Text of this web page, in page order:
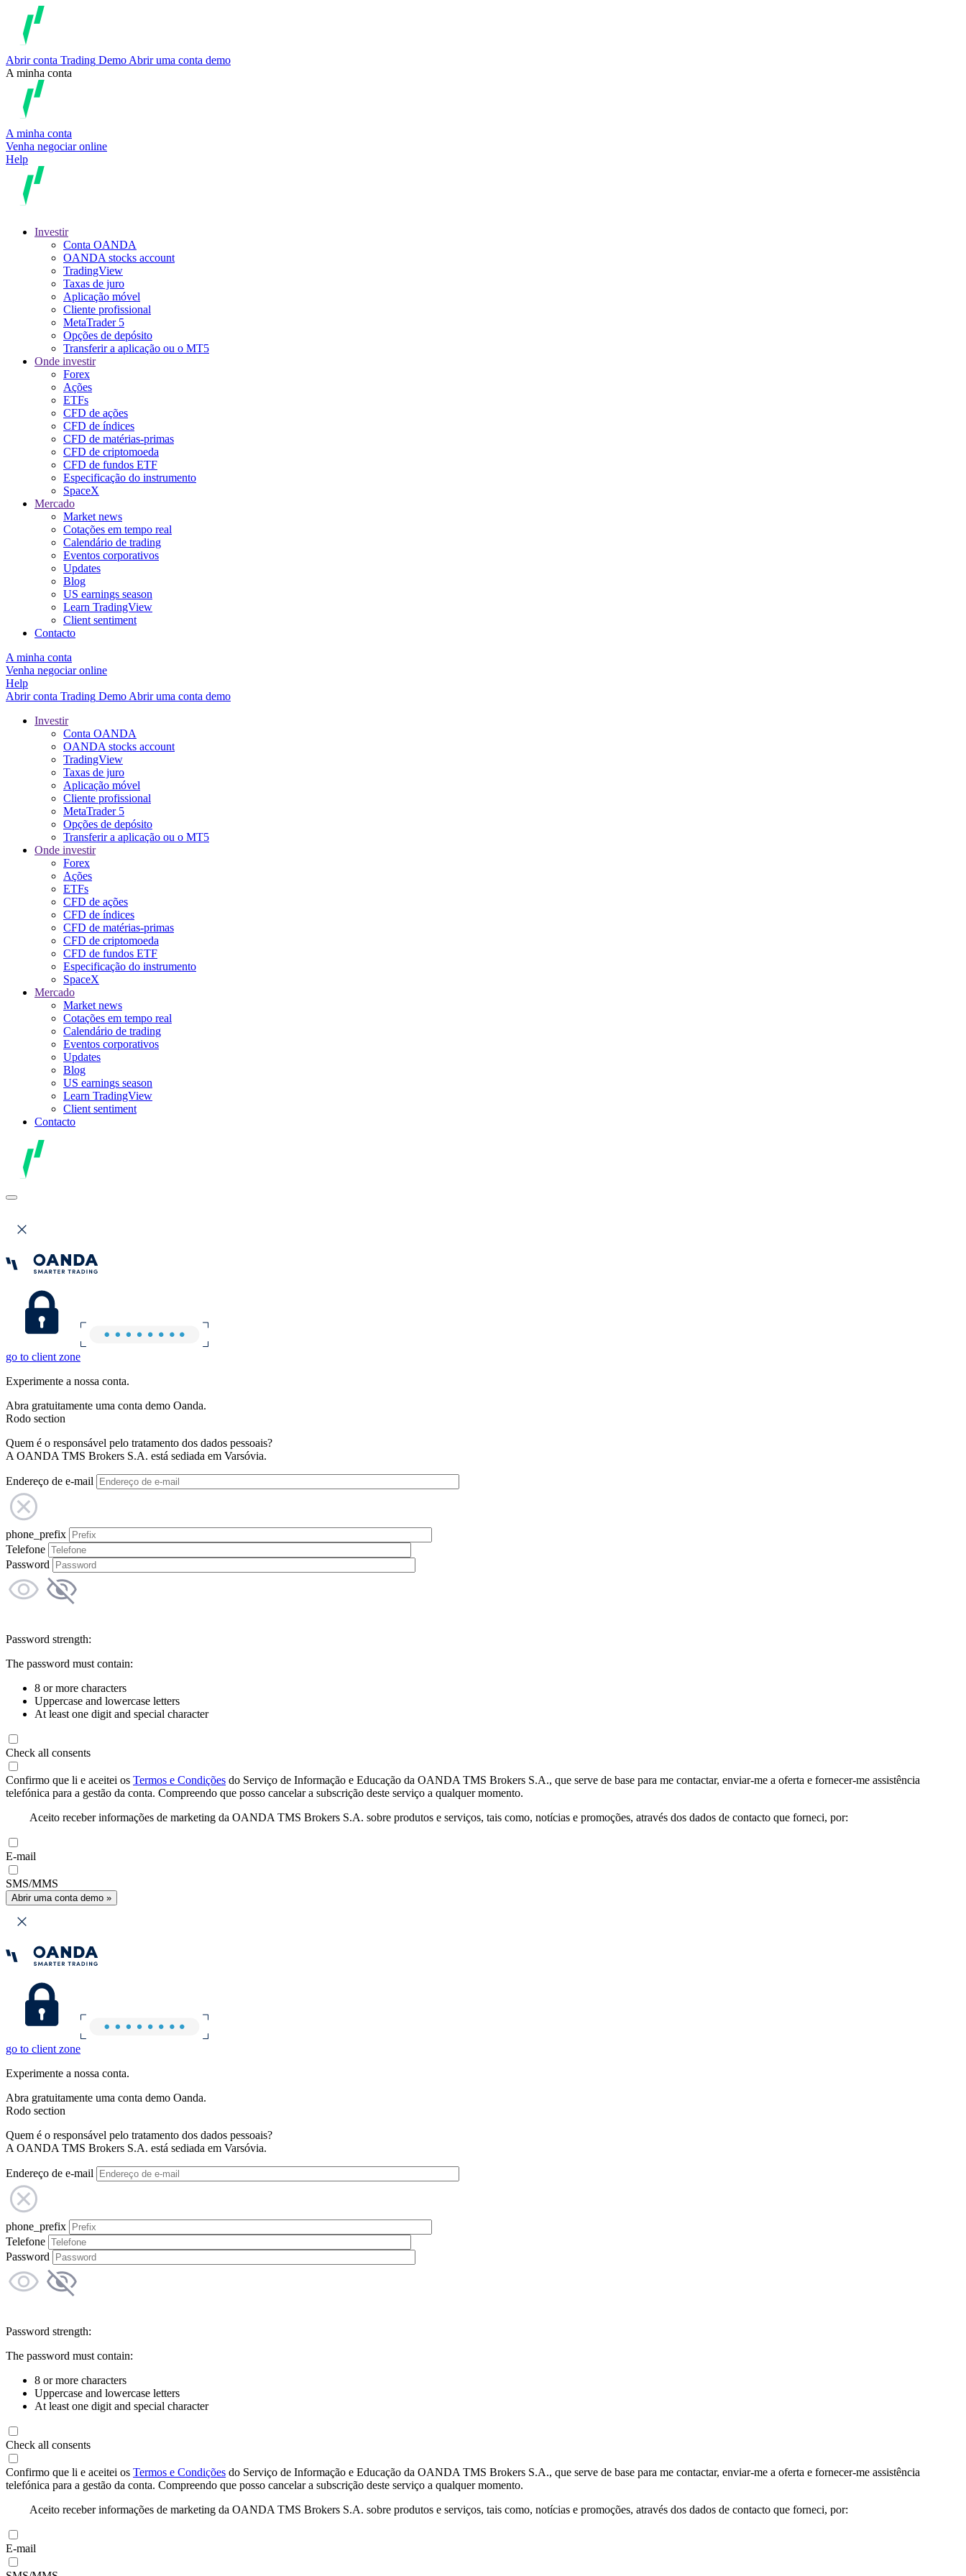
Abrir conta Trading Demo Abrir uma conta demo
A minha conta
A minha conta
Venha negociar online
Help
Investir
Conta OANDA
OANDA stocks account
TradingView
Taxas de juro
Aplicação móvel
Cliente profissional
MetaTrader 5
Opções de depósito
Transferir a aplicação ou o MT5
Onde investir
Forex
Ações
ETFs
CFD de ações
CFD de índices
CFD de matérias-primas
CFD de criptomoeda
CFD de fundos ETF
Especificação do instrumento
SpaceX
Mercado
Market news
Cotações em tempo real
Calendário de trading
Eventos corporativos
Updates
Blog
US earnings season
Learn TradingView
Client sentiment
Contacto
A minha conta
Venha negociar online
Help
Abrir conta Trading Demo Abrir uma conta demo
Investir
Conta OANDA
OANDA stocks account
TradingView
Taxas de juro
Aplicação móvel
Cliente profissional
MetaTrader 5
Opções de depósito
Transferir a aplicação ou o MT5
Onde investir
Forex
Ações
ETFs
CFD de ações
CFD de índices
CFD de matérias-primas
CFD de criptomoeda
CFD de fundos ETF
Especificação do instrumento
SpaceX
Mercado
Market news
Cotações em tempo real
Calendário de trading
Eventos corporativos
Updates
Blog
US earnings season
Learn TradingView
Client sentiment
Contacto
go to client zone
Experimente a nossa conta.
Abra gratuitamente uma conta demo Oanda.
Rodo section
Quem é o responsável pelo tratamento dos dados pessoais?
A OANDA TMS Brokers S.A. está sediada em Varsóvia.
Endereço de e-mail
phone_prefix
Telefone
Password
Password strength:
The password must contain:
8 or more characters
Uppercase and lowercase letters
At least one digit and special character
Check all consents
Confirmo que li e aceitei os Termos e Condições do Serviço de Informação e Educação da OANDA TMS Brokers S.A., que serve de base para me contactar, enviar-me a oferta e fornecer-me assistência
telefónica para a gestão da conta. Compreendo que posso cancelar a subscrição deste serviço a qualquer momento.
Aceito receber informações de marketing da OANDA TMS Brokers S.A. sobre produtos e serviços, tais como, notícias e promoções, através dos dados de contacto que forneci, por:
E-mail
SMS/MMS
Abrir uma conta demo »
go to client zone
Experimente a nossa conta.
Abra gratuitamente uma conta demo Oanda.
Rodo section
Quem é o responsável pelo tratamento dos dados pessoais?
A OANDA TMS Brokers S.A. está sediada em Varsóvia.
Endereço de e-mail
phone_prefix
Telefone
Password
Password strength:
The password must contain:
8 or more characters
Uppercase and lowercase letters
At least one digit and special character
Check all consents
Confirmo que li e aceitei os Termos e Condições do Serviço de Informação e Educação da OANDA TMS Brokers S.A., que serve de base para me contactar, enviar-me a oferta e fornecer-me assistência
telefónica para a gestão da conta. Compreendo que posso cancelar a subscrição deste serviço a qualquer momento.
Aceito receber informações de marketing da OANDA TMS Brokers S.A. sobre produtos e serviços, tais como, notícias e promoções, através dos dados de contacto que forneci, por:
E-mail